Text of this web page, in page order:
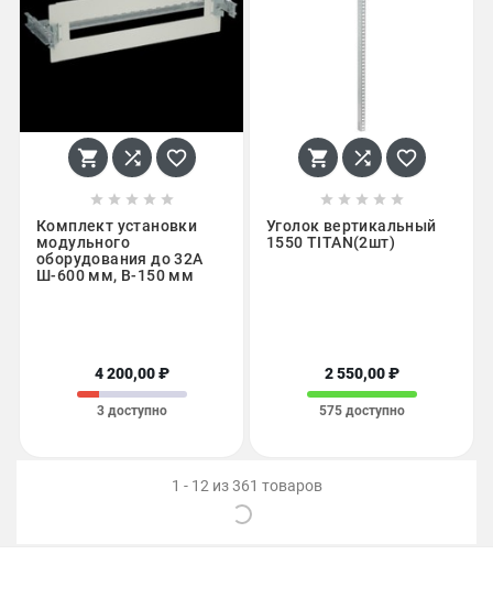
  
    
Комплект установки
модульного
оборудования до 32А
Ш-600 мм, В-150 мм
4 200,00 ₽
3 доступно
  
    
Уголок вертикальный
1550 TITAN(2шт)
2 550,00 ₽
575 доступно
1 - 12 из 361 товаров